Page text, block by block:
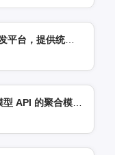
AxonHub – All-in-one AI 开发平台，提供统一 API 网关